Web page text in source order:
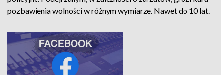
pozbawienia wolności w różnym wymiarze. Nawet do 10 lat.